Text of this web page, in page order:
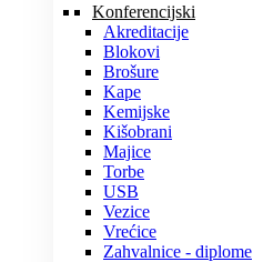
Konferencijski
Akreditacije
Blokovi
Brošure
Kape
Kemijske
Kišobrani
Majice
Torbe
USB
Vezice
Vrećice
Zahvalnice - diplome